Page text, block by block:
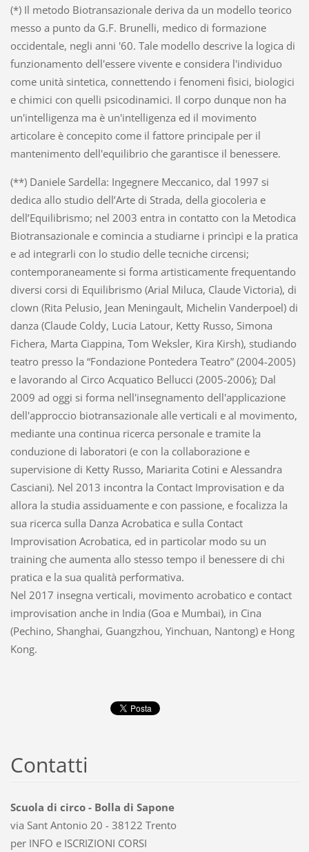
(*) Il metodo Biotransazionale deriva da un modello teorico
messo a punto da G.F. Brunelli, medico di formazione
occidentale, negli anni '60. Tale modello descrive la logica di
funzionamento dell'essere vivente e considera l'individuo
come unità sintetica, connettendo i fenomeni fisici, biologici
e chimici con quelli psicodinamici. Il corpo dunque non ha
un'intelligenza ma è un'intelligenza ed il movimento
articolare è concepito come il fattore principale per il
mantenimento dell'equilibrio che garantisce il benessere.
(**) Daniele Sardella: Ingegnere Meccanico, dal 1997 si
dedica allo studio dell’Arte di Strada, della giocoleria e
dell’Equilibrismo; nel 2003 entra in contatto con la Metodica
Biotransazionale e comincia a studiarne i princìpi e la pratica
e ad integrarli con lo studio delle tecniche circensi;
contemporaneamente si forma artisticamente frequentando
diversi corsi di Equilibrismo (Arial Miluca, Claude Victoria), di
clown (Rita Pelusio, Jean Meningault, Michelin Vanderpoel) di
danza (Claude Coldy, Lucia Latour, Ketty Russo, Simona
Fichera, Marta Ciappina, Tom Weksler, Kira Kirsh), studiando
teatro presso la “Fondazione Pontedera Teatro” (2004-2005)
e lavorando al Circo Acquatico Bellucci (2005-2006); Dal
2009 ad oggi si forma nell'insegnamento dell'applicazione
dell'approccio biotransazionale alle verticali e al movimento,
mediante una continua ricerca personale e tramite la
conduzione di laboratori (e con la collaborazione e
supervisione di Ketty Russo, Mariarita Cotini e Alessandra
Casciani). Nel 2013 incontra la Contact Improvisation e da
allora la studia assiduamente e con passione, e focalizza la
sua ricerca sulla Danza Acrobatica e sulla Contact
Improvisation Acrobatica, ed in particolar modo su un
training che aumenta allo stesso tempo il benessere di chi
pratica e la sua qualità performativa.
Nel 2017 insegna verticali, movimento acrobatico e contact
improvisation anche in India (Goa e Mumbai), in Cina
(Pechino, Shanghai, Guangzhou, Yinchuan, Nantong) e Hong
Kong.
Contatti
Scuola di circo - Bolla di Sapone
via Sant Antonio 20 - 38122 Trento
per INFO e ISCRIZIONI CORSI